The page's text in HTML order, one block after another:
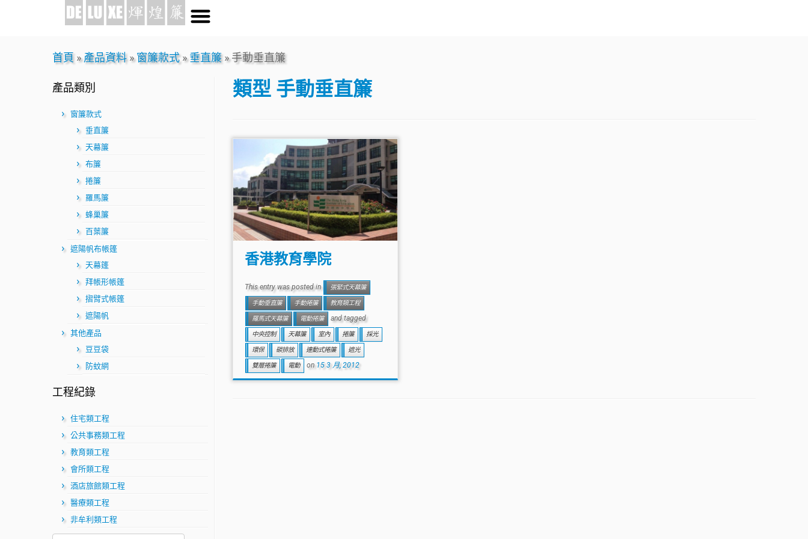
首頁 » 產品資料 » 窗簾款式 » 垂直簾 » 手動垂直簾
產品類別
窗簾款式
垂直簾
天幕簾
布簾
捲簾
羅馬簾
蜂巢簾
百葉簾
遮陽帆布帳篷
天幕篷
拜帳形帳篷
摺臂式帳篷
遮陽帆
其他產品
豆豆袋
防蚊網
工程紀錄
住宅類工程
公共事務類工程
教育類工程
會所類工程
酒店旅館類工程
醫療類工程
非牟利類工程
類型 手動垂直簾
香港教育學院
This entry was posted in
張緊式天幕簾
手動垂直簾
手動捲簾
教育類工程
羅馬式天幕簾
電動捲簾 and tagged
中央控制 天幕簾 室內 捲簾
採光
環保
碳排放 連動式捲簾
遮光
雙層捲簾
電動 on15 3 月, 2012